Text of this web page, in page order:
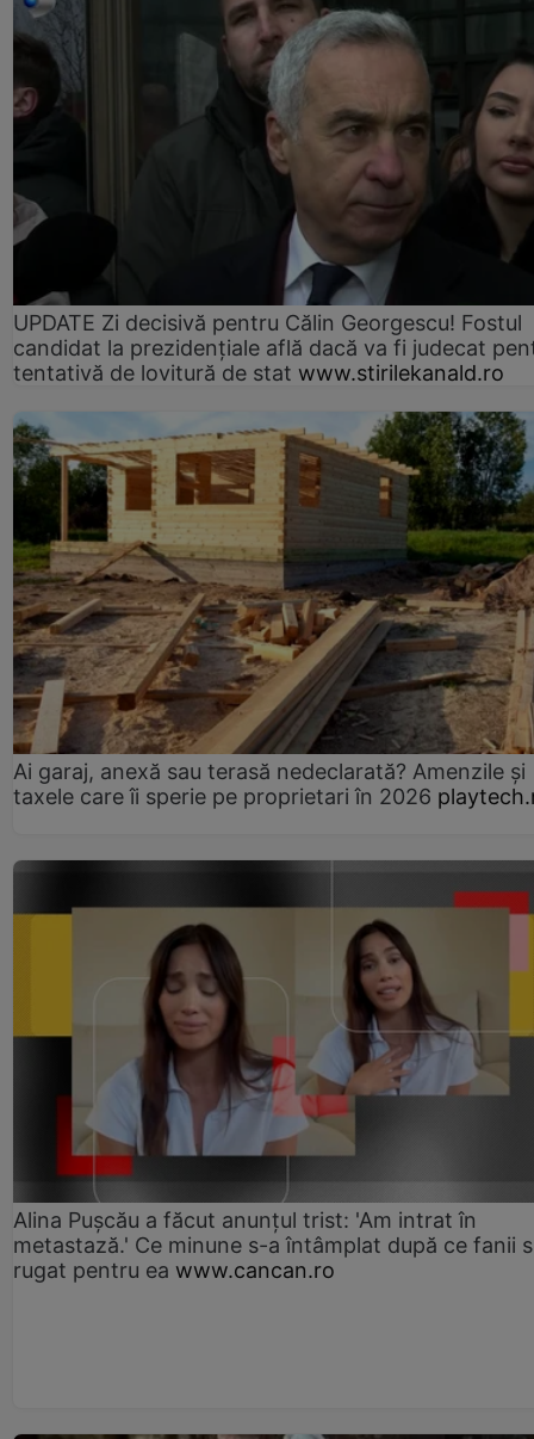
UPDATE Zi decisivă pentru Călin Georgescu! Fostul
candidat la prezidențiale află dacă va fi judecat
tentativă de lovitură de stat www.stirilekanald.ro
Ai garaj, anexă sau terasă nedeclarată? Amenzile și
taxele care îi sperie pe proprietari în 2026
Alina Pușcău a făcut anunțul trist: 'Am intrat în
metastază.' Ce minune s-a întâmplat după ce fanii
rugat pentru ea www.cancan.ro